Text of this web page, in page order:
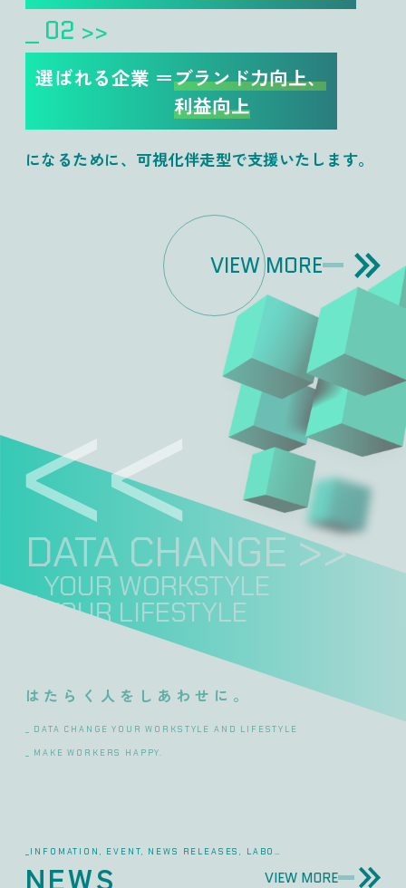
02 >>
選ばれる企業 ＝ブランド力向上、
利益向上
になるために、可視化伴走型で支援いたします。
VIEW MORE
DATA CHANGE >>
_ YOUR WORKSTYLE
_ YOUR LIFESTYLE
はたらく人をしあわせに。
_
_INFOMATION, EVENT, NEWS RELEASES, LABO…
NEWS VIEW MORE